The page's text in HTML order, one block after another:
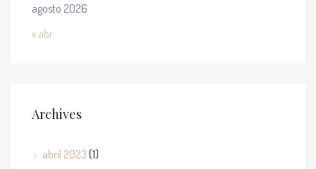
agosto 2026
« abr
Archives
abril 2023 (1)